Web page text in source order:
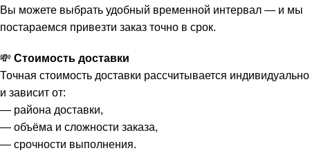
Вы можете выбрать удобный временной интервал — и мы
постараемся привезти заказ точно в срок.
💸 Стоимость доставки
Точная стоимость доставки рассчитывается индивидуально
и зависит от:
— района доставки,
— объёма и сложности заказа,
— срочности выполнения.